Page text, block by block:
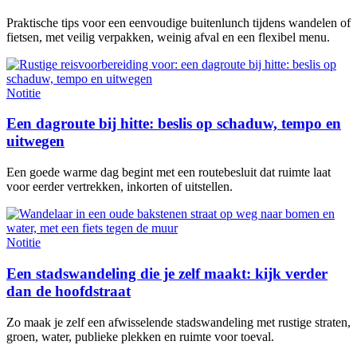
Praktische tips voor een eenvoudige buitenlunch tijdens wandelen of
fietsen, met veilig verpakken, weinig afval en een flexibel menu.
Notitie
Een dagroute bij hitte: beslis op schaduw, tempo en
uitwegen
Een goede warme dag begint met een routebesluit dat ruimte laat
voor eerder vertrekken, inkorten of uitstellen.
Notitie
Een stadswandeling die je zelf maakt: kijk verder
dan de hoofdstraat
Zo maak je zelf een afwisselende stadswandeling met rustige straten,
groen, water, publieke plekken en ruimte voor toeval.